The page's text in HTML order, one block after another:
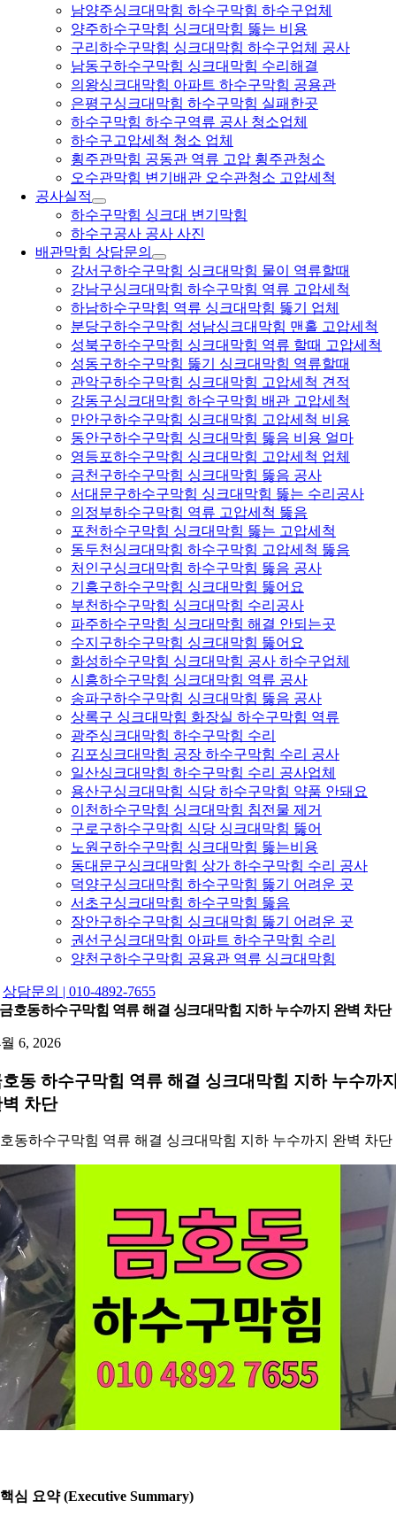
남양주싱크대막힘 하수구막힘 하수구업체
양주하수구막힘 싱크대막힘 뚫는 비용
구리하수구막힘 싱크대막힘 하수구업체 공사
남동구하수구막힘 싱크대막힘 수리해결
의왕싱크대막힘 아파트 하수구막힘 공용관
은평구싱크대막힘 하수구막힘 실패한곳
하수구막힘 하수구역류 공사 청소업체
하수구고압세척 청소 업체
횡주관막힘 공동관 역류 고압 횡주관청소
오수관막힘 변기배관 오수관청소 고압세척
공사실적
하수구막힘 싱크대 변기막힘
하수구공사 공사 사진
배관막힘 상담문의
강서구하수구막힘 싱크대막힘 물이 역류할때
강남구싱크대막힘 하수구막힘 역류 고압세척
하남하수구막힘 역류 싱크대막힘 뚫기 업체
분당구하수구막힘 성남싱크대막힘 맨홀 고압세척
성북구하수구막힘 싱크대막힘 역류 할때 고압세척
성동구하수구막힘 뚫기 싱크대막힘 역류할때
관악구하수구막힘 싱크대막힘 고압세척 견적
강동구싱크대막힘 하수구막힘 배관 고압세척
만안구하수구막힘 싱크대막힘 고압세척 비용
동안구하수구막힘 싱크대막힘 뚫음 비용 얼마
영등포하수구막힘 싱크대막힘 고압세척 업체
금천구하수구막힘 싱크대막힘 뚫음 공사
서대문구하수구막힘 싱크대막힘 뚫는 수리공사
의정부하수구막힘 역류 고압세척 뚫음
포천하수구막힘 싱크대막힘 뚫는 고압세척
동두천싱크대막힘 하수구막힘 고압세척 뚫음
처인구싱크대막힘 하수구막힘 뚫음 공사
기흥구하수구막힘 싱크대막힘 뚫어요
부천하수구막힘 싱크대막힘 수리공사
파주하수구막힘 싱크대막힘 해결 안되는곳
수지구하수구막힘 싱크대막힘 뚫어요
화성하수구막힘 싱크대막힘 공사 하수구업체
시흥하수구막힘 싱크대막힘 역류 공사
송파구하수구막힘 싱크대막힘 뚫음 공사
상록구 싱크대막힘 화장실 하수구막힘 역류
광주싱크대막힘 하수구막힘 수리
김포싱크대막힘 공장 하수구막힘 수리 공사
일산싱크대막힘 하수구막힘 수리 공사업체
용산구싱크대막힘 식당 하수구막힘 약품 안돼요
이천하수구막힘 싱크대막힘 침전물 제거
구로구하수구막힘 식당 싱크대막힘 뚫어
노원구하수구막힘 싱크대막힘 뚫는비용
동대문구싱크대막힘 상가 하수구막힘 수리 공사
덕양구싱크대막힘 하수구막힘 뚫기 어려운 곳
서초구싱크대막힘 하수구막힘 뚫음
장안구하수구막힘 싱크대막힘 뚫기 어려운 곳
권선구싱크대막힘 아파트 하수구막힘 수리
양천구하수구막힘 공용관 역류 싱크대막힘
상담문의 | 010-4892-7655
금호동하수구막힘 역류 해결 싱크대막힘 지하 누수까지 완벽 차단
6, 2026
동 하수구막힘 역류 해결 싱크대막힘 지하 누수까
차단
동하수구막힘 역류 해결 싱크대막힘 지하 누수까지 완벽 차단
심 요약 (Executive Summary)